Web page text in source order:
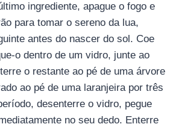
ingrediente, apague o fogo e
para tomar o sereno da lua,
antes do nascer do sol. Coe
o dentro de um vidro, junte ao
o restante ao pé de uma árvore
ao pé de uma laranjeira por três
desenterre o vidro, pegue
no seu dedo. Enterre